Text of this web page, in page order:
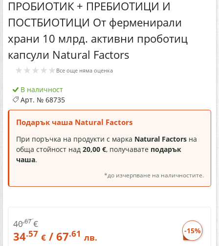
ПРОБИОТИК + ПРЕБИОТИЦИ И
ПОСТБИОТИЦИ От ферменирали
храни 10 млрд. активни проботиц
капсули Natural Factors
★★★★★ Все още няма оценка
В наличност
Арт. № 68735
Подарък чаша Natural Factors
При поръчка на продукти с марка Natural Factors на
обща стойност над 20,00 €, получавате подарък
чаша.
*до изчерпване на наличностите.
-15%
40.67€
34.57 € / 67.61 лв.